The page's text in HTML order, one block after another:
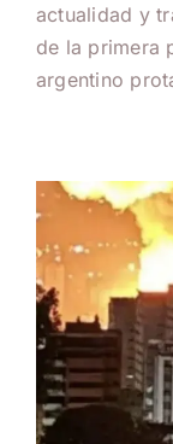
actualidad y
de la primera
argentino